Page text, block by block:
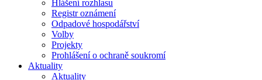
Hlášení rozhlasu
Registr oznámení
Odpadové hospodářství
Volby
Projekty
Prohlášení o ochraně soukromí
Aktuality
Aktuality